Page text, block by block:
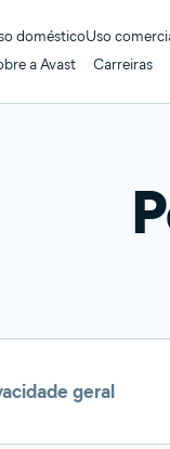
domésticoUso
a Avast
Carreiras
geral